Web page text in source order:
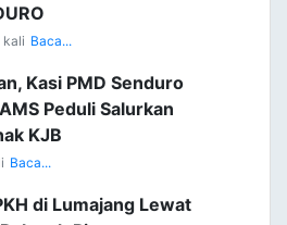
kali Baca...
Kasi PMD Senduro
Peduli Salurkan
KJB
Baca...
di Lumajang Lewat